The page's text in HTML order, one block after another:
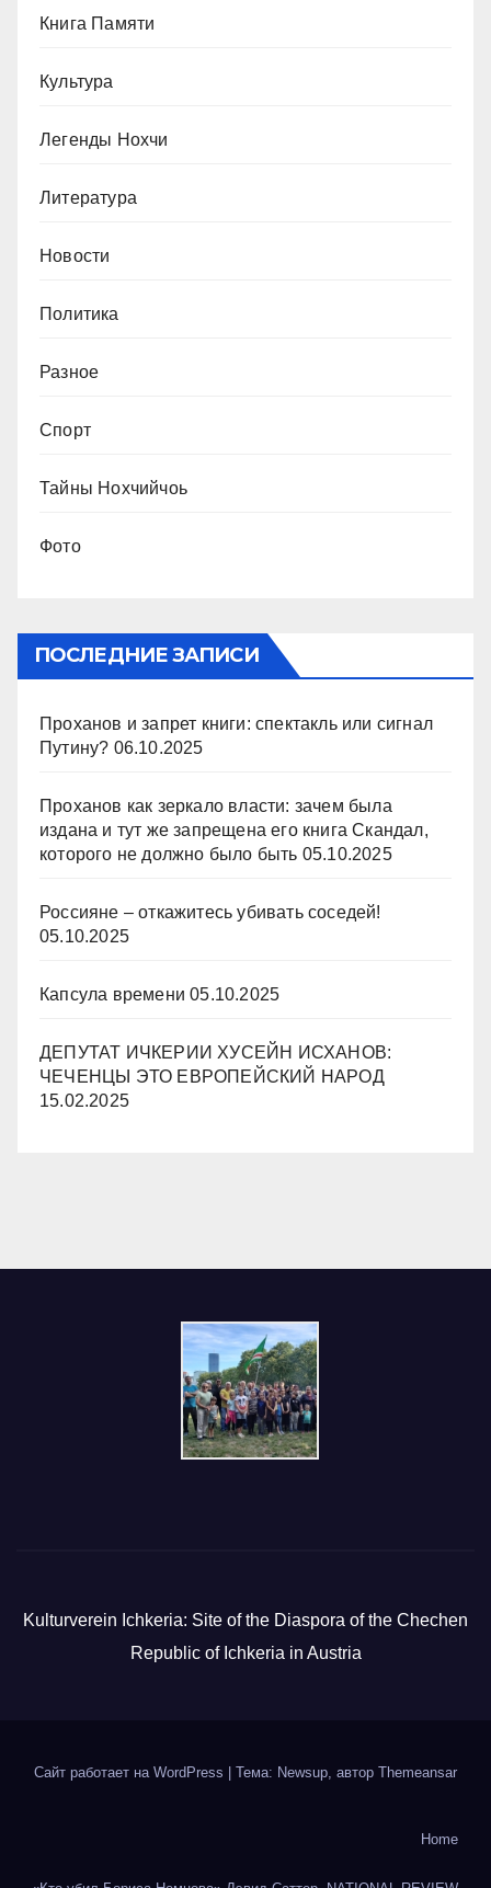
Книга Памяти
Культура
Легенды Нохчи
Литература
Новости
Политика
Разное
Спорт
Тайны Нохчийчоь
Фото
ПОСЛЕДНИЕ ЗАПИСИ
Проханов и запрет книги: спектакль или сигнал
Путину? 06.10.2025
Проханов как зеркало власти: зачем была
издана и тут же запрещена его книга Скандал,
которого не должно было быть 05.10.2025
Россияне – откажитесь убивать соседей!
05.10.2025
Капсула времени 05.10.2025
ДЕПУТАТ ИЧКЕРИИ ХУСЕЙН ИСХАНОВ:
ЧЕЧЕНЦЫ ЭТО ЕВРОПЕЙСКИЙ НАРОД
15.02.2025
Kulturverein Ichkeria: Site of the Diaspora of the Chechen
Republic of Ichkeria in Austria
Сайт работает на WordPress | Тема: Newsup, автор Themeansar
Home